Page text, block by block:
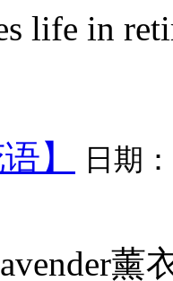
life in
】
日期：